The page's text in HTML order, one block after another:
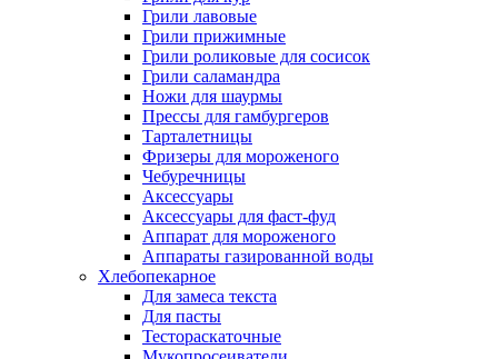
Грили лавовые
Грили прижимные
Грили роликовые для сосисок
Грили саламандра
Ножи для шаурмы
Прессы для гамбургеров
Тарталетницы
Фризеры для мороженого
Чебуречницы
Аксессуары
Аксессуары для фаст-фуд
Аппарат для мороженого
Аппараты газированной воды
Хлебопекарное
Для замеса текста
Для пасты
Тестораскаточные